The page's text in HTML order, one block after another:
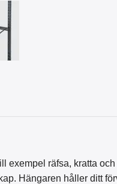
exempel räfsa, kratta
Hängaren håller ditt